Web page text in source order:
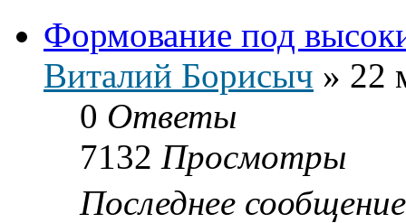
Формование под
Виталий Борисыч » 22
0 Ответы
7132 Просмотры
Последнее